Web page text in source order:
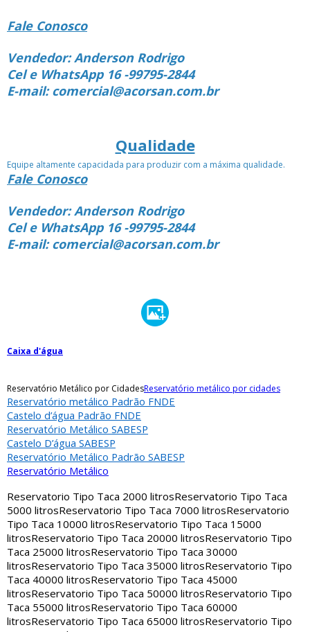
Fale Conosco
Vendedor: Anderson Rodrigo
Cel e WhatsApp 16 -99795-2844
E-mail: comercial@acorsan.com.br
Qualidade
Equipe altamente capacidada para produzir com a máxima qualidade.
Fale Conosco
Vendedor: Anderson Rodrigo
Cel e WhatsApp 16 -99795-2844
E-mail: comercial@acorsan.com.br
Caixa d'água
Reservatório Metálico por CidadesReservatório metálico por cidades
Reservatório metálico Padrão FNDE
Castelo d’água Padrão FNDE
Reservatório Metálico SABESP
Castelo D’água SABESP
Reservatório Metálico Padrão SABESP
Reservatório Metálico
Reservatorio Tipo Taca 2000 litrosReservatorio Tipo Taca
5000 litrosReservatorio Tipo Taca 7000 litrosReservatorio
Tipo Taca 10000 litrosReservatorio Tipo Taca 15000
litrosReservatorio Tipo Taca 20000 litrosReservatorio Tipo
Taca 25000 litrosReservatorio Tipo Taca 30000
litrosReservatorio Tipo Taca 35000 litrosReservatorio Tipo
Taca 40000 litrosReservatorio Tipo Taca 45000
litrosReservatorio Tipo Taca 50000 litrosReservatorio Tipo
Taca 55000 litrosReservatorio Tipo Taca 60000
litrosReservatorio Tipo Taca 65000 litrosReservatorio Tipo